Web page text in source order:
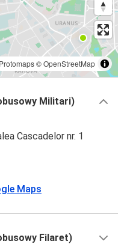
Protomaps©OpenStreetMap
Militari)
Cascadelor nr. 1
Maps
Filaret)